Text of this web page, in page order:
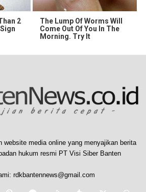
2
The Lump Of Worms Will
Come Out Of You In The
Morning. Try It
website media online yang menyajikan berita
hukum resmi PT Visi Siber Banten
rdkbantennews@gmail.com